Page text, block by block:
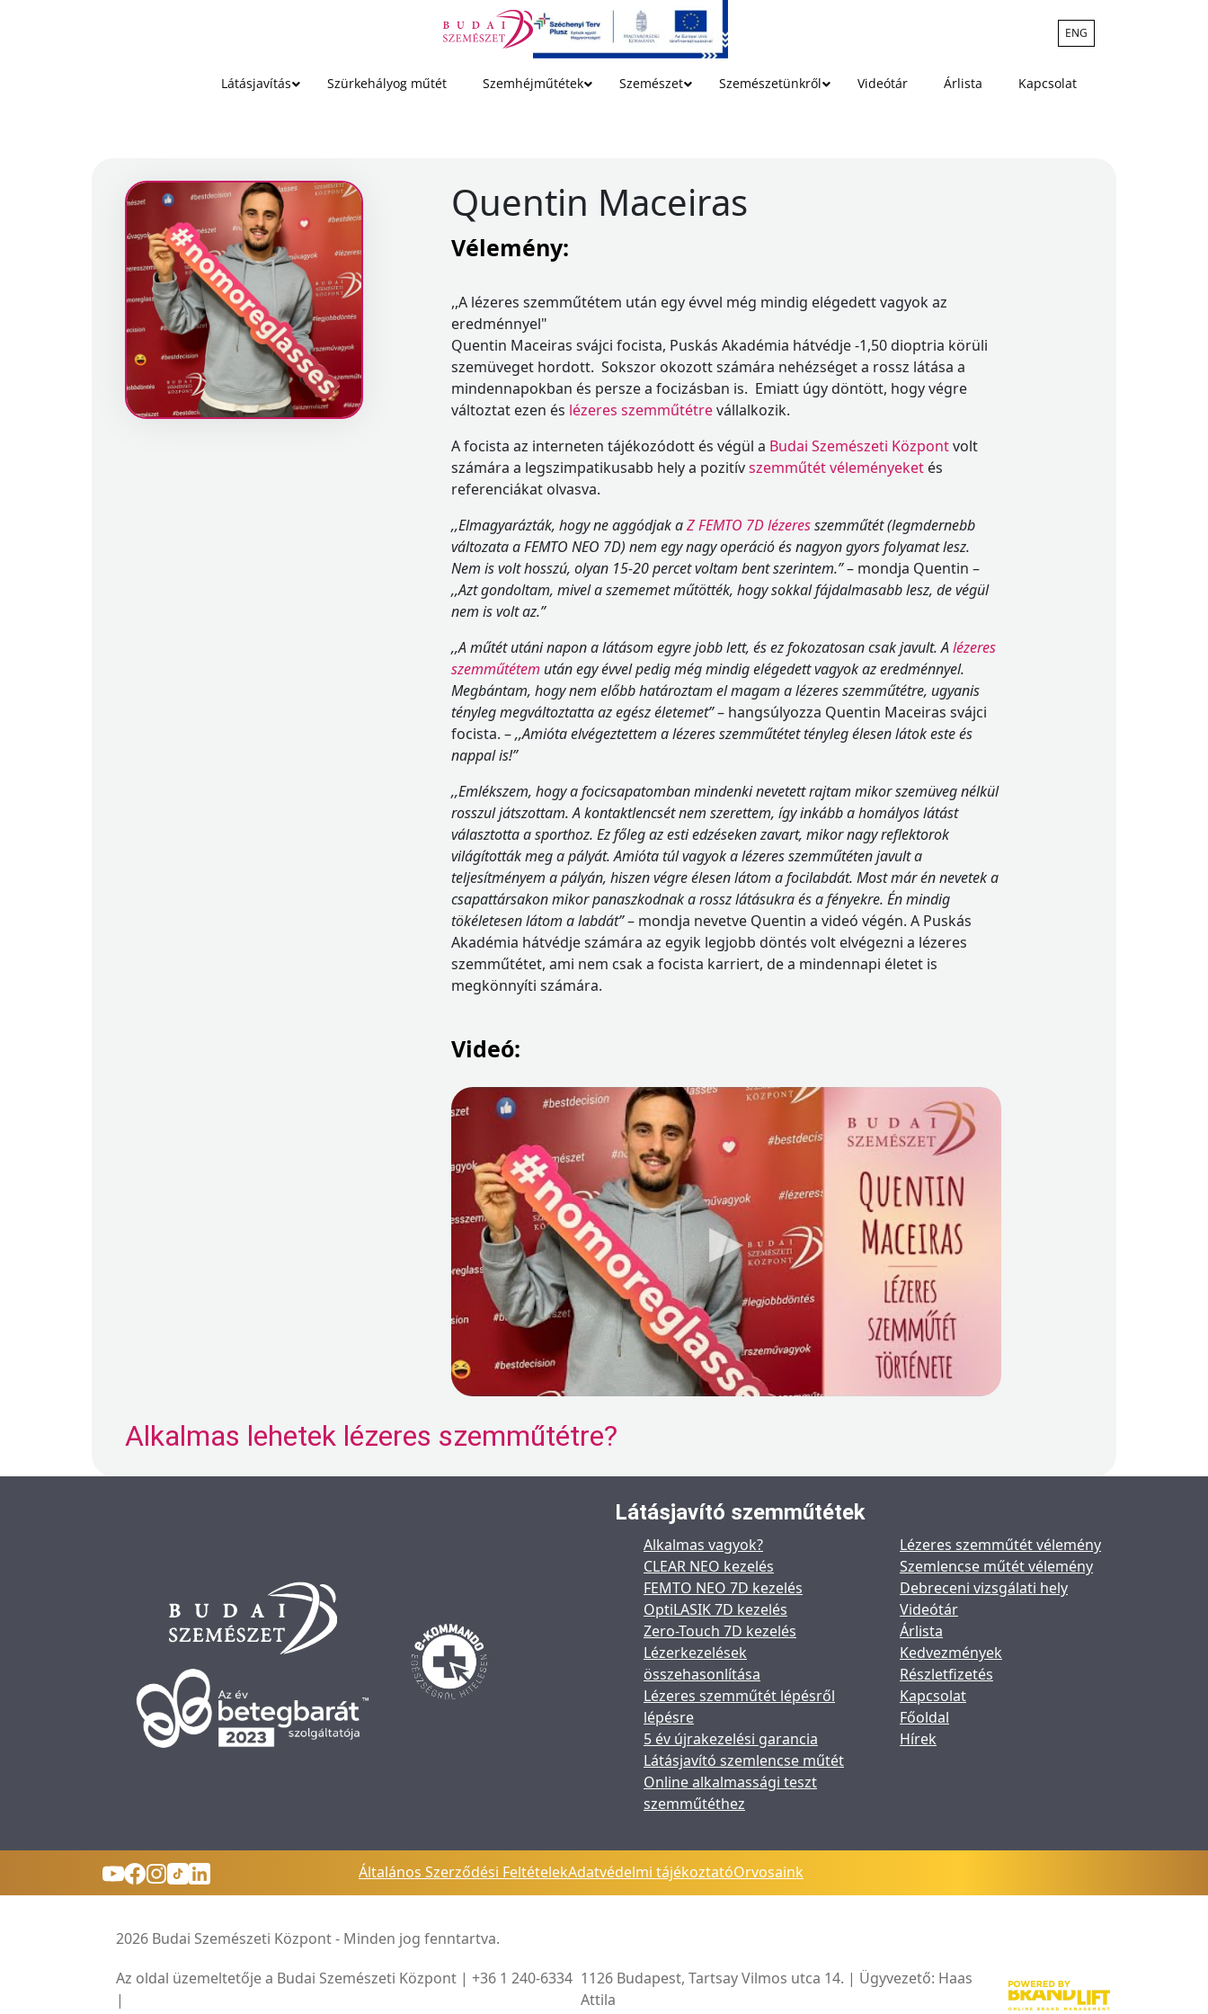
ENG
Látásjavítás Szürkehályog műtét Szemhéjműtétek Szemészet Szemészetünkről Videótár Árlista Kapcsolat
Quentin Maceiras
Vélemény:
,,A lézeres szemműtétem után egy évvel még mindig elégedett vagyok az
eredménnyel"
Quentin Maceiras svájci focista, Puskás Akadémia hátvédje -1,50 dioptria körüli
szemüveget hordott. Sokszor okozott számára nehézséget a rossz látása a
mindennapokban és persze a focizásban is. Emiatt úgy döntött, hogy végre
változtat ezen és lézeres szemműtétrevállalkozik.
A focista az interneten tájékozódott és végül a Budai Szemészeti Központvolt
számára a legszimpatikusabb hely a pozitívszemműtét véleményeket és
referenciákat olvasva.
,,Elmagyarázták, hogy ne aggódjak aZ FEMTO 7D lézeresszemműtét (legmdernebb
változata a FEMTO NEO 7D) nem egy nagy operáció és nagyon gyors folyamat lesz.
Nem is volt hosszú, olyan 15-20 percet voltam bent szerintem.”– mondja Quentin –
,,Azt gondoltam, mivel a szememet műtötték, hogy sokkal fájdalmasabb lesz, de végül
nem is volt az.”
,,A műtét utáni napon a látásom egyre jobb lett, és ez fokozatosan csak javult. Alézeres
szemműtétem után egy évvel pedig még mindig elégedett vagyok az eredménnyel.
Megbántam, hogy nem előbb határoztam el magam a lézeres szemműtétre, ugyanis
tényleg megváltoztatta az egész életemet”– hangsúlyozza Quentin Maceiras svájci
focista. –,,Amióta elvégeztettem a lézeres szemműtétet tényleg élesen látok este és
nappal is!”
,,Emlékszem, hogy a focicsapatomban mindenki nevetett rajtam mikor szemüveg nélkül
rosszul játszottam. A kontaktlencsét nem szerettem, így inkább a homályos látást
választotta a sporthoz. Ez főleg az esti edzéseken zavart, mikor nagy reflektorok
világították meg a pályát. Amióta túl vagyok a lézeres szemműtéten javult a
teljesítményem a pályán, hiszen végre élesen látom a focilabdát. Most már én nevetek a
csapattársakon mikor panaszkodnak a rossz látásukra és a fényekre. Én mindig
tökéletesen látom a labdát”– mondja nevetve Quentin a videó végén. A Puskás
Akadémia hátvédje számára az egyik legjobb döntés volt elvégezni a lézeres
szemműtétet, ami nem csak a focista karriert, de a mindennapi életet is
megkönnyíti számára.
Videó:
Alkalmas lehetek lézeres szemműtétre?
Látásjavító szemműtétek
Alkalmas vagyok?
CLEAR NEO kezelés
FEMTO NEO 7D kezelés
OptiLASIK 7D kezelés
Zero-Touch 7D kezelés
Lézerkezelések
összehasonlítása
Lézeres szemműtét lépésről
lépésre
5 év újrakezelési garancia
Látásjavító szemlencse műtét
Online alkalmassági teszt
szemműtéthez
Lézeres szemműtét vélemény
Szemlencse műtét vélemény
Debreceni vizsgálati hely
Videótár
Árlista
Kedvezmények
Részletfizetés
Kapcsolat
Főoldal
Hírek
Általános Szerződési FeltételekAdatvédelmi tájékoztatóOrvosaink
2026 Budai Szemészeti Központ - Minden jog fenntartva.
Az oldal üzemeltetője a Budai Szemészeti Központ | +36 1 240-6334
|
1126 Budapest, Tartsay Vilmos utca 14. | Ügyvezető: Haas
Attila